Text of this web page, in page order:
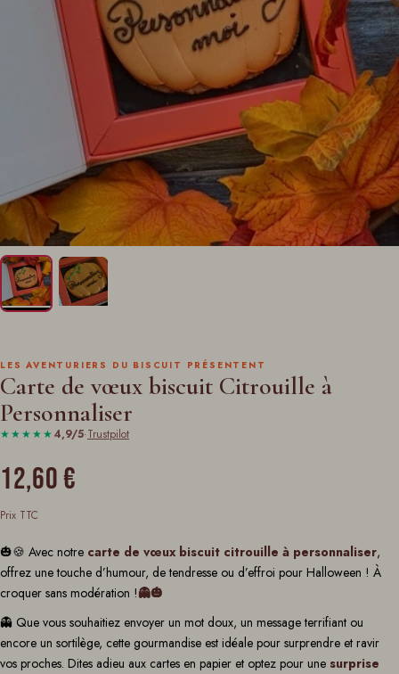
LES AVENTURIERS DU BISCUIT PRÉSENTENT
Carte de vœux biscuit Citrouille à
Personnaliser
★★★★★4,9/5·Trustpilot
12,60 €
Prix TTC
🎃🍪 Avec notre carte de vœux biscuit citrouille à personnaliser,
offrez une touche d’humour, de tendresse ou d’effroi pour Halloween ! À
croquer sans modération !👻🎃
👻 Que vous souhaitiez envoyer un mot doux, un message terrifiant ou
encore un sortilège, cette gourmandise est idéale pour surprendre et ravir
vos proches. Dites adieu aux cartes en papier et optez pour une surprise